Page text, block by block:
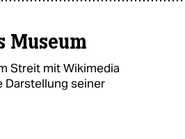
Museum
Streit mit Wikimedia
Darstellung seiner